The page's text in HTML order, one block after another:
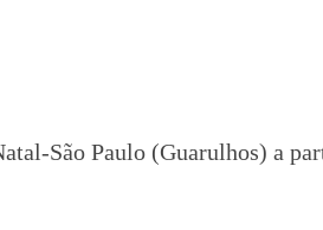
São Paulo (Guarulhos) a